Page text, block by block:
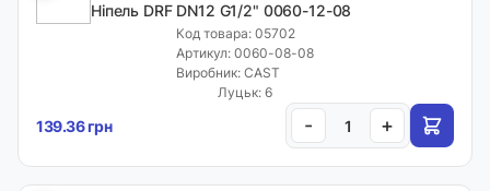
Ніпель DRF DN12 G1/2" 0060-12-08
Код товара: 05702
Артикул: 0060-08-08
Виробник: CAST
Луцьк: 6
139.36 грн - +